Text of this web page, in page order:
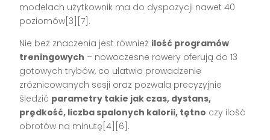
modelach użytkownik ma do dyspozycji nawet 40
poziomów[3][7].
Nie bez znaczenia jest również ilość programów
treningowych – nowoczesne rowery oferują do 13
gotowych trybów, co ułatwia prowadzenie
zróżnicowanych sesji oraz pozwala precyzyjnie
śledzić parametry takie jak czas, dystans,
prędkość, liczba spalonych kalorii, tętno czy ilość
obrotów na minutę[4][6].